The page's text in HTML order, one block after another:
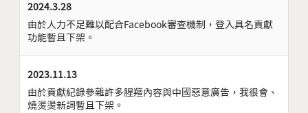
2024.3.28
由於人力不足難以配合Facebook審查機制，登入具名貢獻
功能暫且下架。
2023.11.13
由於貢獻紀錄參雜許多腥羶內容與中國惡意廣告，我很會、
燒燙燙新詞暫且下架。